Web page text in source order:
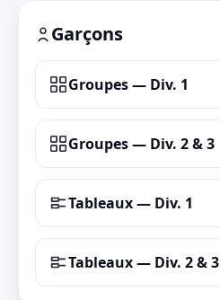
Garçons
Groupes — Div. 1
Groupes — Div. 2 & 3
Tableaux — Div. 1
Tableaux — Div. 2 & 3